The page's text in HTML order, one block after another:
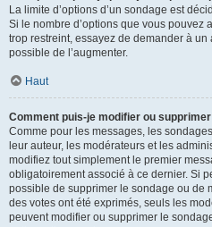
La limite d’options d’un sondage est
Si le nombre d’options que vous pouvez
trop restreint, essayez de demander à un
possible de l’augmenter.
Haut
Comment puis-je modifier ou
Comme pour les messages, les
leur auteur, les modérateurs et les
modifiez tout simplement le premier
obligatoirement associé à ce dernier. Si
possible de supprimer le sondage ou de
des votes ont été exprimés, seuls les
peuvent modifier ou supprimer le